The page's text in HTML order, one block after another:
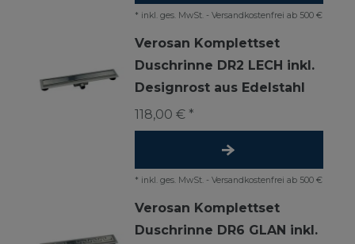
* inkl. ges. MwSt. - Versandkostenfrei ab 500 €
Verosan Komplettset
Duschrinne DR2 LECH inkl.
Designrost aus Edelstahl
118,00 € *
* inkl. ges. MwSt. - Versandkostenfrei ab 500 €
Verosan Komplettset
Duschrinne DR6 GLAN inkl.